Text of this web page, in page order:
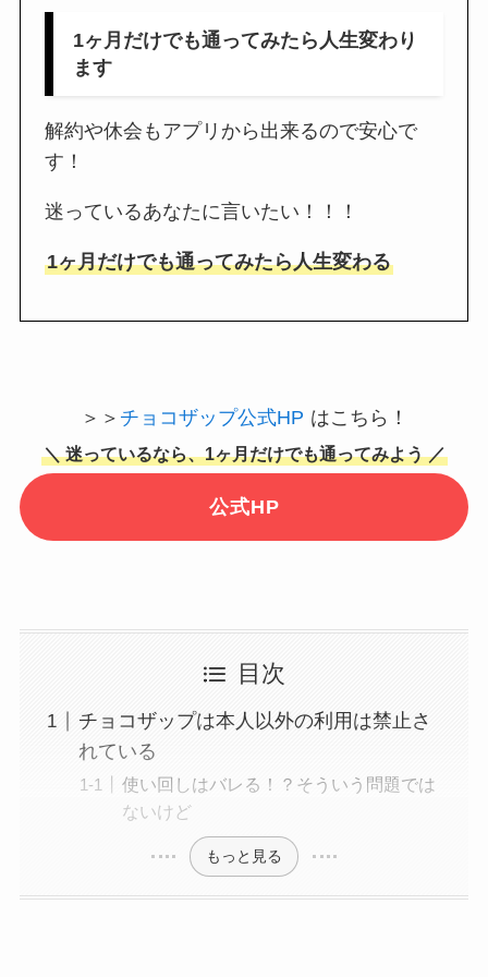
1ヶ月だけでも通ってみたら人生変わり
ます
解約や休会もアプリから出来るので安心で
す！
迷っているあなたに言いたい！！！
1ヶ月だけでも通ってみたら人生変わる
＞＞ チョコザップ公式HP はこちら！
＼ 迷っているなら、1ヶ月だけでも通ってみよう ／
公式HP
目次
チョコザップは本人以外の利用は禁止さ
れている
使い回しはバレる！？そういう問題では
ないけど
もっと見る